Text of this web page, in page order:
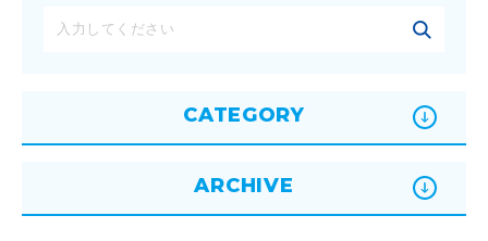
CATEGORY
ARCHIVE